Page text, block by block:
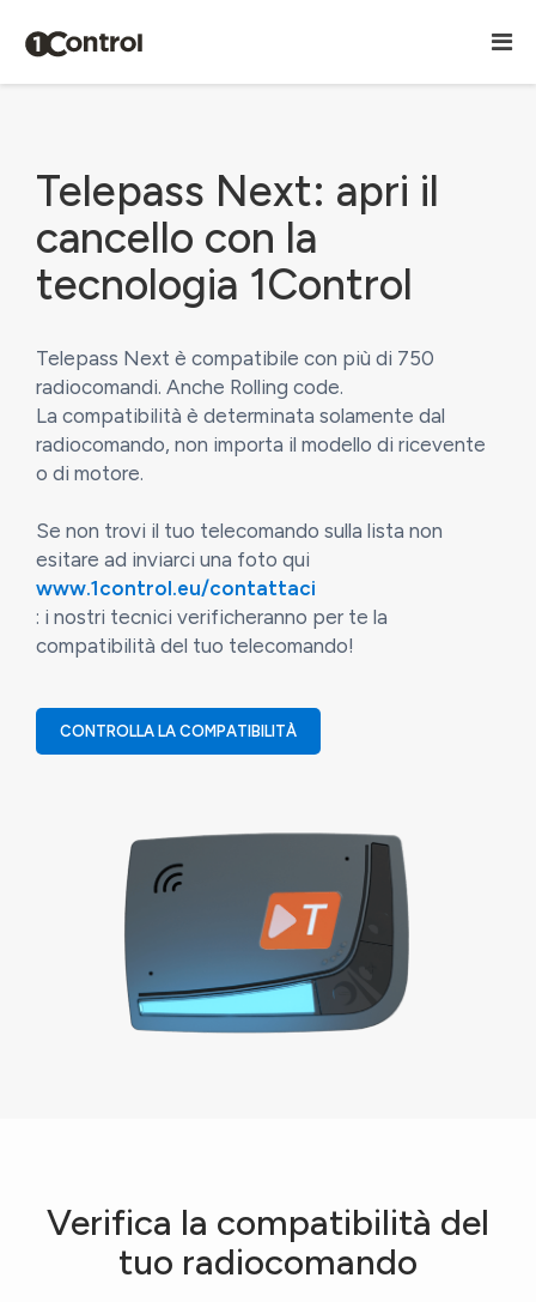
Telepass Next: apri il
cancello con la
tecnologia 1Control
Telepass Next è compatibile con più di 750
radiocomandi. Anche Rolling code.
La compatibilità è determinata solamente dal
radiocomando, non importa il modello di ricevente
o di motore.
Se non trovi il tuo telecomando sulla lista non
esitare ad inviarci una foto qui
www.1control.eu/contattaci
: i nostri tecnici verificheranno per te la
compatibilità del tuo telecomando!
CONTROLLA LA COMPATIBILITÀ
Verifica la compatibilità del
tuo radiocomando